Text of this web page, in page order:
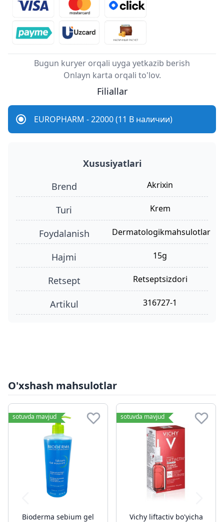
Bugun kuryer orqali uyga yetkazib berish
Onlayn karta orqali to'lov.
Filiallar
EUROPHARM - 22000 (11 В наличии)
Xususiyatlari
Brend
akrixin
turi krem
foydalanish dermatologikmahsulotlar
hajmi 15g
retsept retseptsizdori
Artikul 316727-1
O'xshash mahsulotlar
sotuvda mavjud
Bioderma sebium gel
sotuvda mavjud
Vichy liftactiv bo'yicha